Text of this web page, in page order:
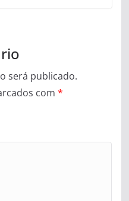
será publicado.
com *